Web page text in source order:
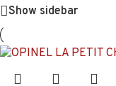
Show sidebar